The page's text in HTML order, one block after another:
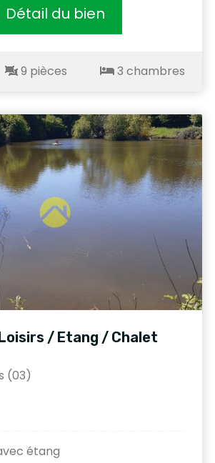
Détail du bien
9 pièces 3 chambres
/ Etang / Chalet
(03)
étang